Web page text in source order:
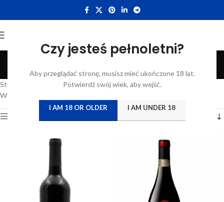
Czy jesteś pełnoletni?
Aby przeglądać stronę, musisz mieć ukończone 18 lat.
Potwierdź swój wiek, aby wejść.
I AM 18 OR OLDER I AM UNDER 18
Czerwone
Categories
Strona główna
Katalog/Produkty oznaczone “Czerwone”
Wyświetlanie 1–12 z 139 wyników